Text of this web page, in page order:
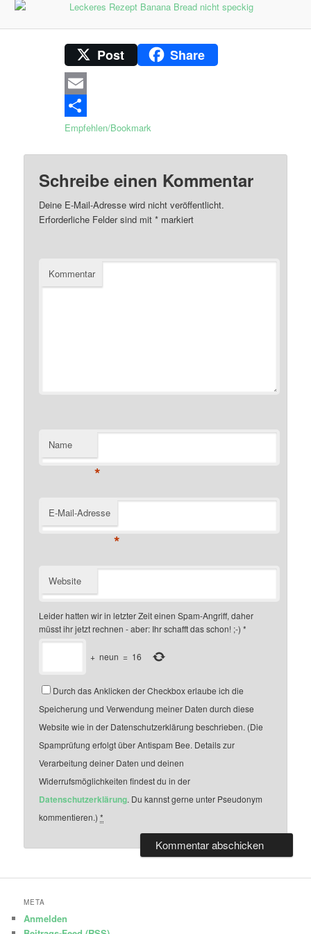
Post Share
Email
Empfehlen/Bookmark
Schreibe einen Kommentar
Deine E-Mail-Adresse wird nicht veröffentlicht.
Erforderliche Felder sind mit* markiert
Kommentar
Name
*
E-Mail-Adresse
*
Website
Leider hatten wir in letzter Zeit einen Spam-Angriff, daher
müsst ihr jetzt rechnen - aber: Ihr schafft das schon! ;-) *
+ neun = 16
Durch das Anklicken der Checkbox erlaube ich die
Speicherung und Verwendung meiner Daten durch diese
Website wie in der Datenschutzerklärung beschrieben. (Die
Spamprüfung erfolgt über Antispam Bee. Details zur
Verarbeitung deiner Daten und deinen
Widerrufsmöglichkeiten findest du in der
Datenschutzerklärung. Du kannst gerne unter Pseudonym
kommentieren.)*
META
Anmelden